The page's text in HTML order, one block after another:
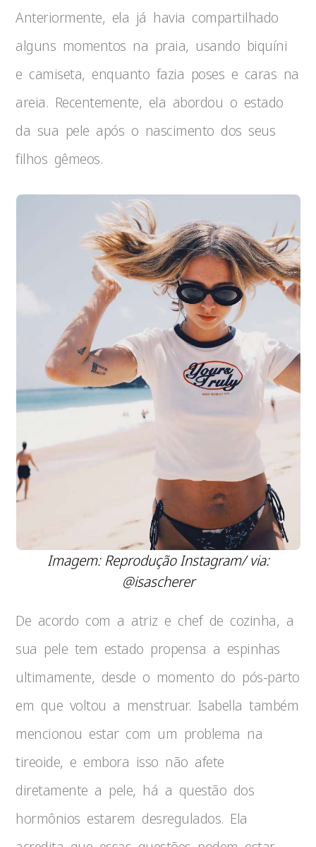
Anteriormente, ela já havia compartilhado
alguns momentos na praia, usando biquíni
e camiseta, enquanto fazia poses e caras na
areia. Recentemente, ela abordou o estado
da sua pele após o nascimento dos seus
filhos gêmeos.
Imagem: Reprodução Instagram/ via:
@isascherer
De acordo com a atriz e chef de cozinha, a
sua pele tem estado propensa a espinhas
ultimamente, desde o momento do pós-parto
em que voltou a menstruar. Isabella também
mencionou estar com um problema na
tireoide, e embora isso não afete
diretamente a pele, há a questão dos
hormônios estarem desregulados. Ela